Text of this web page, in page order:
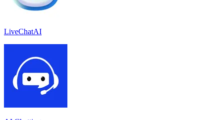
LiveChatAI